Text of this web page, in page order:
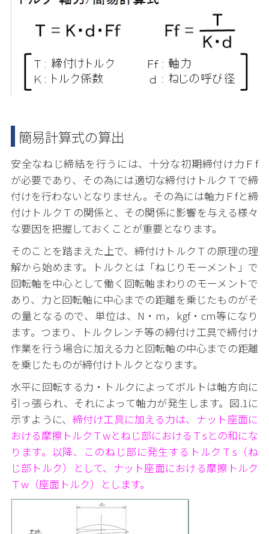
簡易計算式の算出
安全なねじ締結を行うには、十分な初期締付け力Ｆf
が必要であり、その為には適切な締付けトルクＴで締
付けを行わないとなりません。その為には軸力Ｆfと締
付けトルクＴの関係と、その関係に影響を与える様々
な要因を把握しておくことが重要となります。
そのことを踏まえた上で、締付けトルクＴの原理の理
解から始めます。トルクとは「ねじりモーメント」で
回転軸を中心として働く回転軸まわりのモーメントで
あり、力と回転軸に中心までの距離を乗じたものがそ
の量となるので、単位は、N・m，kgf・cm等になり
ます。つまり、トルクレンチ等の締付け工具で締付け
作業を行う場合に加える力と回転軸の中心までの距離
を乗じたものが締付けトルクとなります。
水平に回転する力・トルクによってボルトは軸方向に
引っ張られ、それによって軸力が発生します。図.1に
示すように、 締付け工具に加える力は、ナット座面に
おける摩擦トルクＴwとねじ部におけるＴsとの和にな
ります。以降、このねじ部に発生するトルクＴs（ね
じ部トルク）として、ナット座面における摩擦トルク
Ｔw（座面トルク）とします。